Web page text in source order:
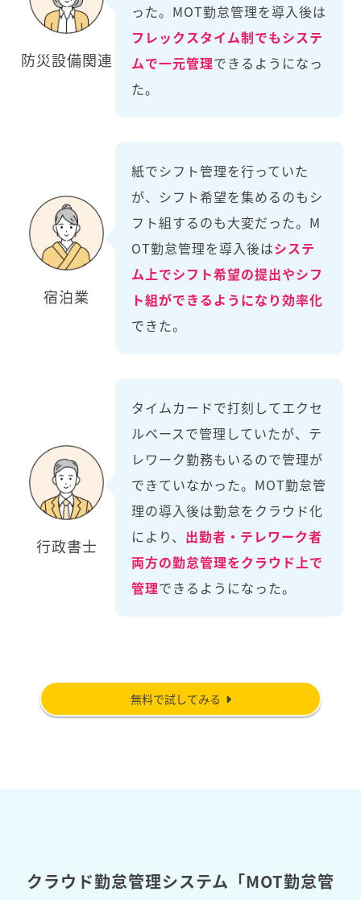
防災設備関連
った。MOT勤怠管理を導入後は
フレックスタイム制でもシステ
ムで一元管理できるようになっ
た。
宿泊業
紙でシフト管理を行っていた
が、シフト希望を集めるのもシ
フト組するのも大変だった。M
OT勤怠管理を導入後はシステ
ム上でシフト希望の提出やシフ
ト組ができるようになり効率化
できた。
行政書士
タイムカードで打刻してエクセ
ルベースで管理していたが、テ
レワーク勤務もいるので管理が
できていなかった。MOT勤怠管
理の導入後は勤怠をクラウド化
により、 出勤者・テレワーク者
両方の勤怠管理をクラウド上で
管理できるようになった。
無料で試してみる
クラウド勤怠管理システム「MOT勤怠管